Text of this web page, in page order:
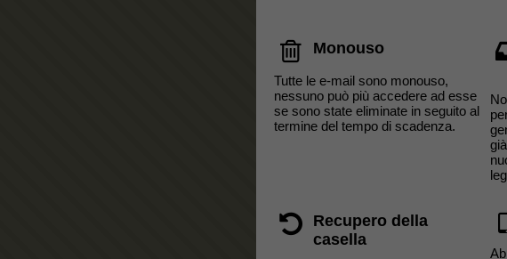
Monouso
Tutte le e-mail sono monouso,
nessuno può più accedere ad esse
se sono state eliminate in seguito al
termine del tempo di scadenza.
Recupero della
casella